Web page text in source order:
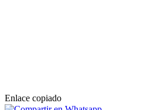
Enlace copiado